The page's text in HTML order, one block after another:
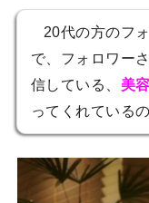
20代の方のフ
で、フォロワー
信している、 美
ってくれている